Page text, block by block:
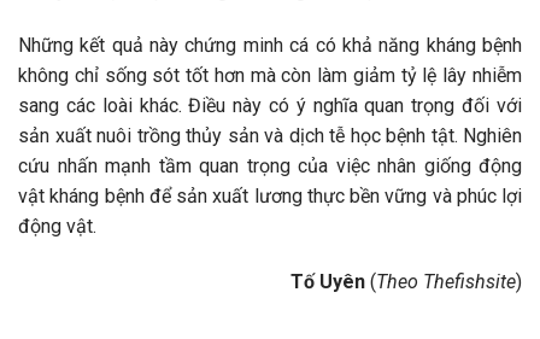
Những kết quả này chứng minh cá có khả năng kháng bệnh
không chỉ sống sót tốt hơn mà còn làm giảm tỷ lệ lây nhiễm
sang các loài khác. Điều này có ý nghĩa quan trọng đối với
sản xuất nuôi trồng thủy sản và dịch tễ học bệnh tật. Nghiên
cứu nhấn mạnh tầm quan trọng của việc nhân giống động
vật kháng bệnh để sản xuất lương thực bền vững và phúc lợi
động vật.
Tố Uyên (Theo Thefishsite)